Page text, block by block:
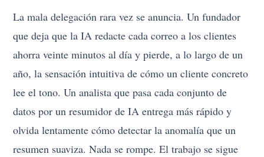
La mala delegación rara vez se anuncia. Un fundador
que deja que la IA redacte cada correo a los clientes
ahorra veinte minutos al día y pierde, a lo largo de un
año, la sensación intuitiva de cómo un cliente concreto
lee el tono. Un analista que pasa cada conjunto de
datos por un resumidor de IA entrega más rápido y
olvida lentamente cómo detectar la anomalía que un
resumen suaviza. Nada se rompe. El trabajo se sigue